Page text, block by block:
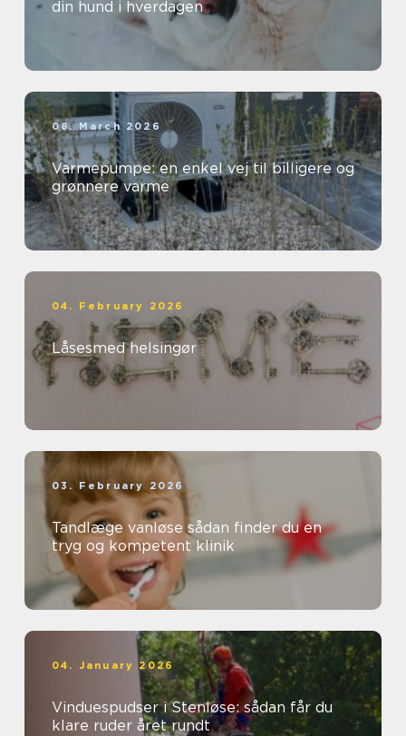
din hund i hverdagen
08. March 2026
Varmepumpe: en enkel vej til billigere og
grønnere varme
04. February 2026
Låsesmed helsingør
03. February 2026
Tandlæge vanløse sådan finder du en
tryg og kompetent klinik
04. January 2026
Vinduespudser i Stenløse: sådan får du
klare ruder året rundt